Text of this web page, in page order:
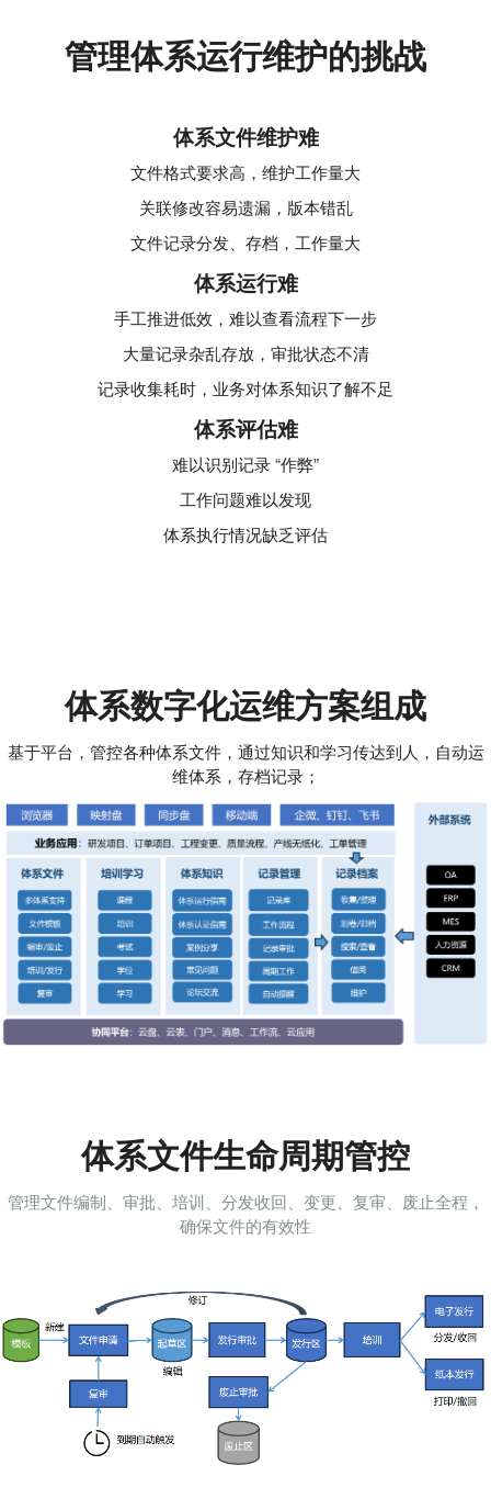
管理体系运行维护的挑战
体系文件维护难
文件格式要求高，维护工作量大
关联修改容易遗漏，版本错乱
文件记录分发、存档，工作量大
体系运行难
手工推进低效，难以查看流程下一步
大量记录杂乱存放，审批状态不清
记录收集耗时，业务对体系知识了解不足
体系评估难
难以识别记录 “作弊”
工作问题难以发现
体系执行情况缺乏评估
体系数字化运维方案组成
基于平台，管控各种体系文件，通过知识和学习传达到人，自动运
维体系，存档记录；
体系文件生命周期管控
管理文件编制、审批、培训、分发收回、变更、复审、废止全程，
确保文件的有效性